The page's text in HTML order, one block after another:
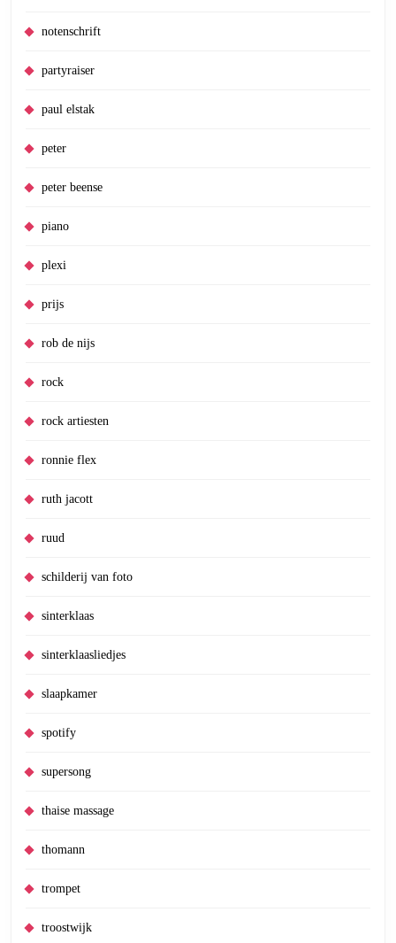
notenschrift
partyraiser
paul elstak
peter
peter beense
piano
plexi
prijs
rob de nijs
rock
rock artiesten
ronnie flex
ruth jacott
ruud
schilderij van foto
sinterklaas
sinterklaasliedjes
slaapkamer
spotify
supersong
thaise massage
thomann
trompet
troostwijk